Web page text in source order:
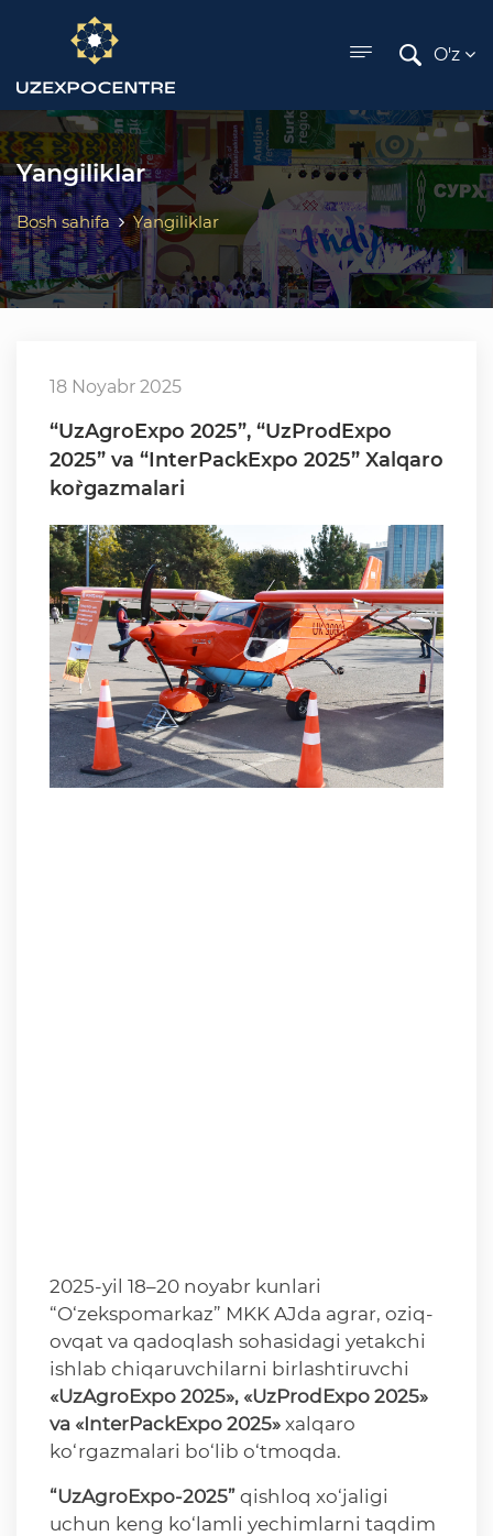
menu
O'z
Yangiliklar
Bosh sahifa Yangiliklar
18 Noyabr 2025
“UzAgroExpo 2025”, “UzProdExpo
2025” va “InterPackExpo 2025” Xalqaro
ko`rgazmalari
2025-yil 18–20 noyabr kunlari
“O‘zekspomarkaz” MKK AJda agrar, oziq-
ovqat va qadoqlash sohasidagi yetakchi
ishlab chiqaruvchilarni birlashtiruvchi
«UzAgroExpo 2025», «UzProdExpo 2025»
va «InterPackExpo 2025» xalqaro
ko‘rgazmalari bo‘lib o‘tmoqda.
“UzAgroExpo-2025” qishloq xo‘jaligi
uchun keng ko‘lamli yechimlarni taqdim